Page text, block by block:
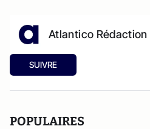
Atlantico Rédaction
SUIVRE
POPULAIRES